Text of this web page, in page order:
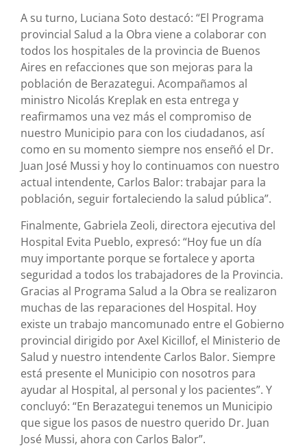
A su turno, Luciana Soto destacó: “El Programa
provincial Salud a la Obra viene a colaborar con
todos los hospitales de la provincia de Buenos
Aires en refacciones que son mejoras para la
población de Berazategui. Acompañamos al
ministro Nicolás Kreplak en esta entrega y
reafirmamos una vez más el compromiso de
nuestro Municipio para con los ciudadanos, así
como en su momento siempre nos enseñó el Dr.
Juan José Mussi y hoy lo continuamos con nuestro
actual intendente, Carlos Balor: trabajar para la
población, seguir fortaleciendo la salud pública”.
Finalmente, Gabriela Zeoli, directora ejecutiva del
Hospital Evita Pueblo, expresó: “Hoy fue un día
muy importante porque se fortalece y aporta
seguridad a todos los trabajadores de la Provincia.
Gracias al Programa Salud a la Obra se realizaron
muchas de las reparaciones del Hospital. Hoy
existe un trabajo mancomunado entre el Gobierno
provincial dirigido por Axel Kicillof, el Ministerio de
Salud y nuestro intendente Carlos Balor. Siempre
está presente el Municipio con nosotros para
ayudar al Hospital, al personal y los pacientes”. Y
concluyó: “En Berazategui tenemos un Municipio
que sigue los pasos de nuestro querido Dr. Juan
José Mussi, ahora con Carlos Balor”.